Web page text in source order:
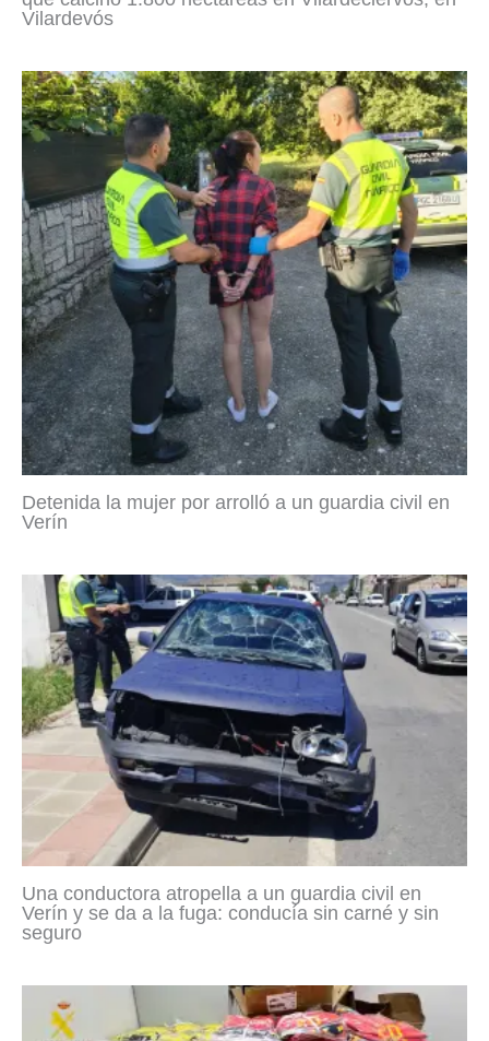
Vilardevós
Detenida la mujer por arrolló a un guardia civil en
Verín
Una conductora atropella a un guardia civil en
Verín y se da a la fuga: conducía sin carné y sin
seguro